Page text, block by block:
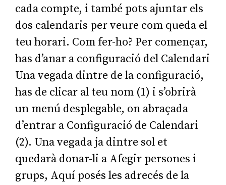
cada compte, i també pots ajuntar els
dos calendaris per veure com queda el
teu horari. Com fer-ho? Per començar,
has d’anar a configuració del Calendari
Una vegada dintre de la configuració,
has de clicar al teu nom (1) i s’obrirà
un menú desplegable, on abraçada
d’entrar a Configuració de Calendari
(2). Una vegada ja dintre sol et
quedarà donar-li a Afegir persones i
grups, Aquí posés les adrecés de la